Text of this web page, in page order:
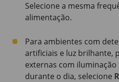
Selecione a mesma
alimentação.
Para ambientes com
artificiais e luz brilhante,
externas com
durante o dia, selecione